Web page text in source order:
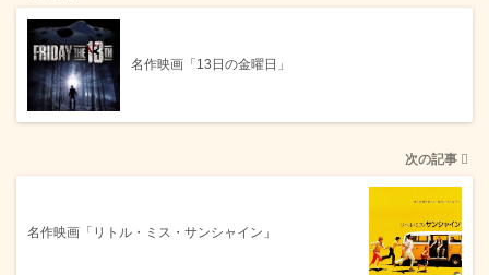
名作映画「13日の金曜日」
次の記事
名作映画「リトル・ミス・サンシャイン」